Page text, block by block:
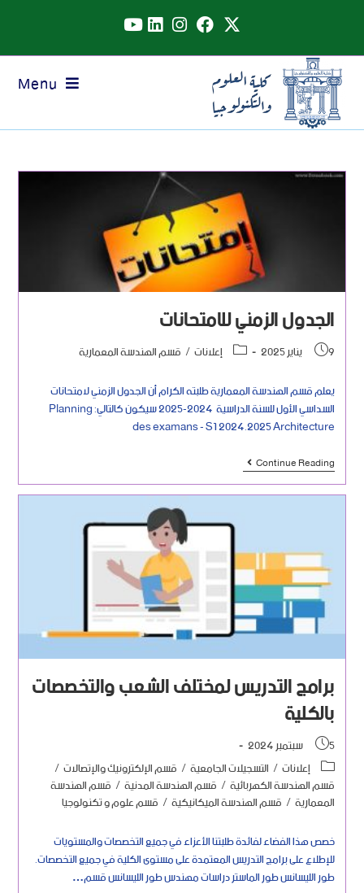
Menu
الجدول الزمني للامتحانات
9 يناير 2025 إعلانات/ قسم الهندسة المعمارية
يعلم قسم الهندسة المعمارية طلبته الكرام أن الجدول الزمني لامتحانات
السداسي الأول للسنة الدراسية 2024-2025 سيكون كالتالي: Planning
des examans - S1 2024.2025 Architecture
Continue Reading
برامج التدريس لمختلف الشعب والتخصصات
بالكلية
5 سبتمبر 2024
إعلانات/ التسجيلات الجامعية/ قسم الإلكترونيك والإتصالات/
قسم الهندسة الكهربائية/ قسم الهندسة المدنية/ قسم الهندسة
المعمارية/ قسم الهندسة الميكانيكية/ قسم علوم و تكنولوجيا
خصص هذا الفضاء لفائدة طلبتنا الأعزاء في جميع التخصصات والمستويات
للإطلاع على برامج التدريس المعتمدة على مستوى الكلية في جميع التخصصات.
طور الليسانس طور الماستر دراسات مهندس طور الليسانس قسم…